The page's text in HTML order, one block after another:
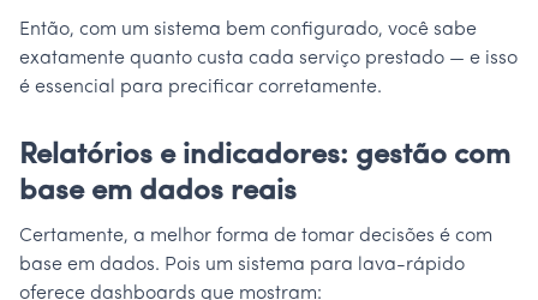
Então, com um sistema bem configurado, você sabe
exatamente quanto custa cada serviço prestado — e isso
é essencial para precificar corretamente.
Relatórios e indicadores: gestão com
base em dados reais
Certamente, a melhor forma de tomar decisões é com
base em dados. Pois um sistema para lava-rápido
oferece dashboards que mostram: